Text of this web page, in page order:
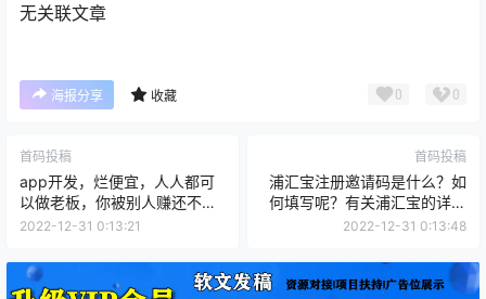
无关联文章
海报分享 收藏 0 0
首码投稿
app开发，烂便宜，人人都可
以做老板，你被别人赚还不如
你去赚别人
2022-12-31 0:13:21
首码投稿
浦汇宝注册邀请码是什么？如
何填写呢？有关浦汇宝的详细
说明
2022-12-31 0:13:48